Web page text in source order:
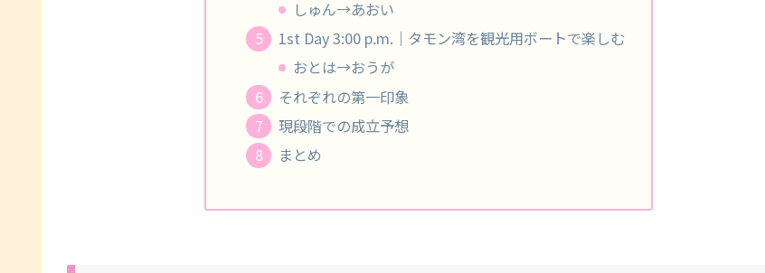
しゅん→あおい
1st Day 3:00 p.m.｜タモン湾を観光用ボートで楽しむ
おとは→おうが
それぞれの第一印象
現段階での成立予想
まとめ